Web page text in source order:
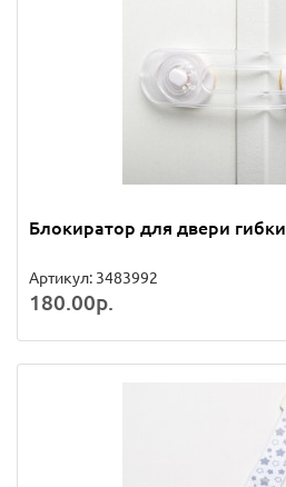
Блокиратор для двери
Артикул: 3483992
180.00р.